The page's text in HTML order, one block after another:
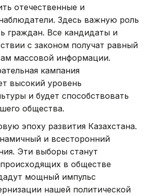
отечественные и
Здесь важную роль
граждан. Все кандидаты и
с законом получат равный
массовой информации.
кампания
высокий уровень
и будет способствовать
общества.
эпоху развития Казахстана.
и всесторонний
Эти выборы станут
в обществе
мощный импульс
нашей политической